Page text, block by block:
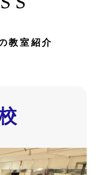
教室紹介